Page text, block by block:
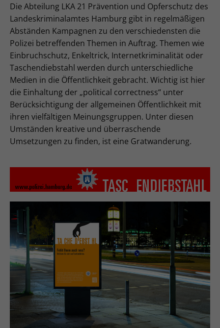
Die Abteilung LKA 21 Prävention und Opferschutz des
Landeskriminalamtes Hamburg gibt in regelmäßigen
Abständen Kampagnen zu den verschiedensten die
Polizei betreffenden Themen in Auftrag. Themen wie
Einbruchschutz, Enkeltrick, Internetkriminalität oder
Taschendiebstahl werden durch unterschiedliche
Medien in die Öffentlichkeit gebracht. Wichtig ist hier
die Einhaltung der „political correctness“ unter
Berücksichtigung der allgemeinen Öffentlichkeit mit
ihren vielfältigen Meinungsgruppen. Unter diesen
Umständen kreative und überraschende
Umsetzungen zu finden, ist eine Gratwanderung.